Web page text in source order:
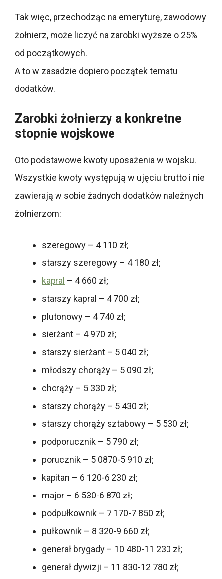
Tak więc, przechodząc na emeryturę, zawodowy
żołnierz, może liczyć na zarobki wyższe o 25%
od początkowych.
A to w zasadzie dopiero początek tematu
dodatków.
Zarobki żołnierzy a konkretne
stopnie wojskowe
Oto podstawowe kwoty uposażenia w wojsku.
Wszystkie kwoty występują w ujęciu brutto i nie
zawierają w sobie żadnych dodatków należnych
żołnierzom:
szeregowy – 4 110 zł;
starszy szeregowy – 4 180 zł;
kapral – 4 660 zł;
starszy kapral – 4 700 zł;
plutonowy – 4 740 zł;
sierżant – 4 970 zł;
starszy sierżant – 5 040 zł;
młodszy chorąży – 5 090 zł;
chorąży – 5 330 zł;
starszy chorąży – 5 430 zł;
starszy chorąży sztabowy – 5 530 zł;
podporucznik – 5 790 zł;
porucznik – 5 0870-5 910 zł;
kapitan – 6 120-6 230 zł;
major – 6 530-6 870 zł;
podpułkownik – 7 170-7 850 zł;
pułkownik – 8 320-9 660 zł;
generał brygady – 10 480-11 230 zł;
generał dywizji – 11 830-12 780 zł;